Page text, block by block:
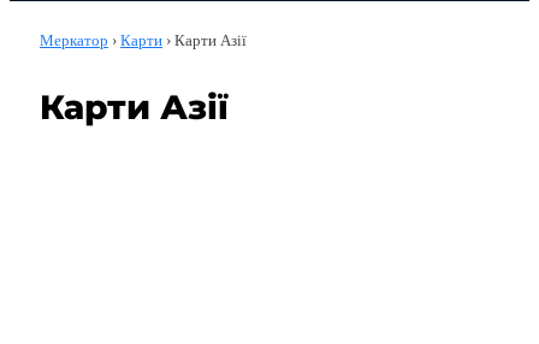
Меркатор › Карти › Карти Азії
Карти Азії